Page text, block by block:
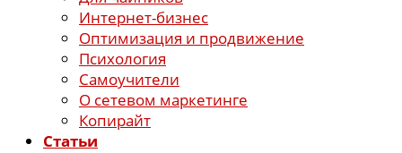
Интернет-бизнес
Оптимизация и продвижение
Психология
Самоучители
О сетевом маркетинге
Копирайт
Статьи